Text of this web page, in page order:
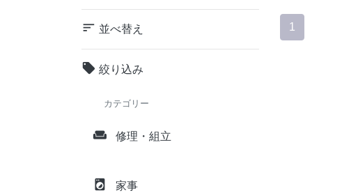
sort 並べ替え
local_offer 絞り込み
カテゴリー
weekend 修理・組立
local_laundry_service 家事
1